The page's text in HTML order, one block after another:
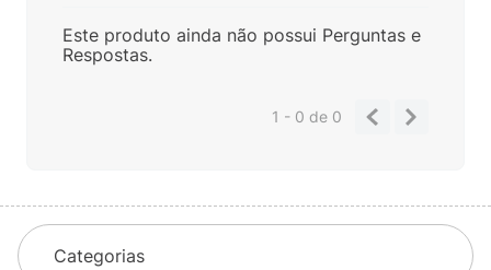
Este produto ainda não possui Perguntas e
Respostas.
1 - 0de 0
Categorias